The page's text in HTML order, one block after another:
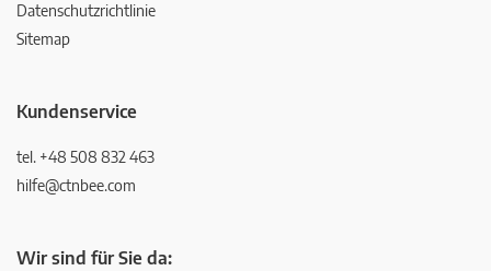
Datenschutzrichtlinie
Sitemap
Kundenservice
tel. +48 508 832 463
hilfe@ctnbee.com
Wir sind für Sie da: